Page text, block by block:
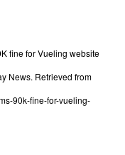
fine for Vueling website
News. Retrieved from
90k-fine-for-vueling-